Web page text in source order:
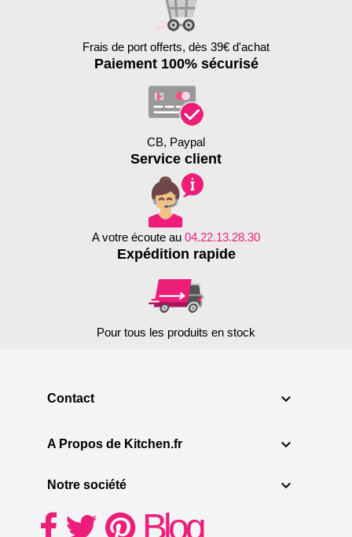
Frais de port offerts, dès 39€ d'achat
Paiement 100% sécurisé
CB, Paypal
Service client
A votre écoute au 04.22.13.28.30
Expédition rapide
Pour tous les produits en stock
Contact 
A Propos de Kitchen.fr 
Notre société 
Blog